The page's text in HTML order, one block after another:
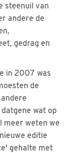
steenuil van
andere de
gedrag en
in 2007 was
de
wat op
meer weten we
editie
gehalte met